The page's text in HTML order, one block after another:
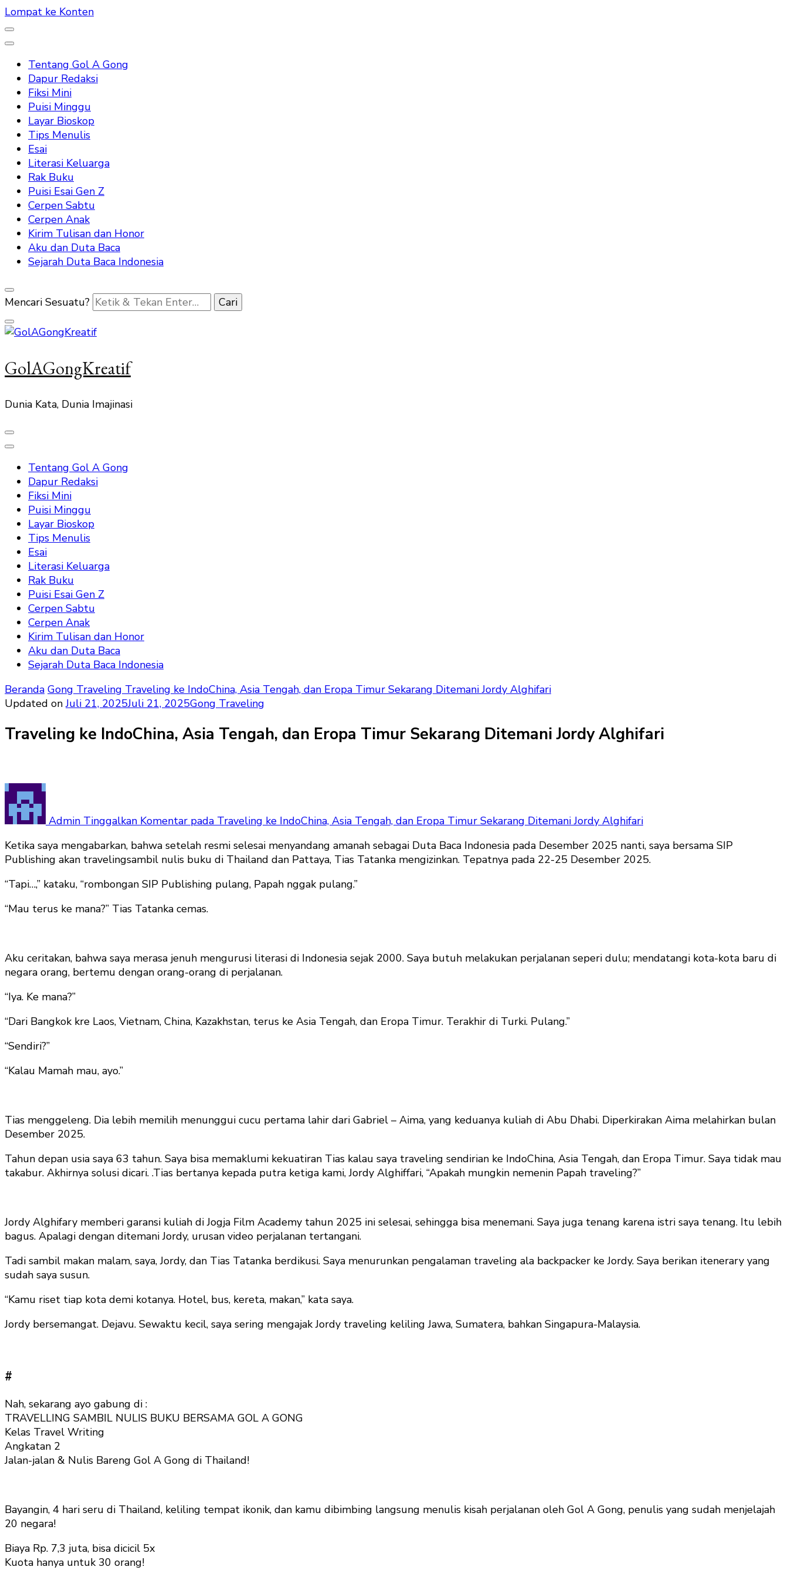
Lompat ke Konten
Tentang Gol A Gong
Dapur Redaksi
Fiksi Mini
Puisi Minggu
Layar Bioskop
Tips Menulis
Esai
Literasi Keluarga
Rak Buku
Puisi Esai Gen Z
Cerpen Sabtu
Cerpen Anak
Kirim Tulisan dan Honor
Aku dan Duta Baca
Sejarah Duta Baca Indonesia
Mencari Sesuatu?
GolAGongKreatif
Dunia Kata, Dunia Imajinasi
Tentang Gol A Gong
Dapur Redaksi
Fiksi Mini
Puisi Minggu
Layar Bioskop
Tips Menulis
Esai
Literasi Keluarga
Rak Buku
Puisi Esai Gen Z
Cerpen Sabtu
Cerpen Anak
Kirim Tulisan dan Honor
Aku dan Duta Baca
Sejarah Duta Baca Indonesia
Beranda Gong Traveling Traveling ke IndoChina, Asia Tengah, dan Eropa Timur Sekarang Ditemani Jordy Alghifari
Updated onJuli 21, 2025Juli 21, 2025Gong Traveling
Traveling ke IndoChina, Asia Tengah, dan Eropa Timur Sekarang Ditemani Jordy Alghifari
Admin Tinggalkan Komentar pada Traveling ke IndoChina, Asia Tengah, dan Eropa Timur Sekarang Ditemani Jordy Alghifari
Ketika saya mengabarkan, bahwa setelah resmi selesai menyandang amanah sebagai Duta Baca Indonesia pada Desember 2025 nanti, saya bersama SIP
Publishing akan travelingsambil nulis buku di Thailand dan Pattaya, Tias Tatanka mengizinkan. Tepatnya pada 22-25 Desember 2025.
“Tapi…,” kataku, “rombongan SIP Publishing pulang, Papah nggak pulang.”
“Mau terus ke mana?” Tias Tatanka cemas.
Aku ceritakan, bahwa saya merasa jenuh mengurusi literasi di Indonesia sejak 2000. Saya butuh melakukan perjalanan seperi dulu; mendatangi kota-kota baru di
negara orang, bertemu dengan orang-orang di perjalanan.
“Iya. Ke mana?”
“Dari Bangkok kre Laos, Vietnam, China, Kazakhstan, terus ke Asia Tengah, dan Eropa Timur. Terakhir di Turki. Pulang.”
“Sendiri?”
“Kalau Mamah mau, ayo.”
Tias menggeleng. Dia lebih memilih menunggui cucu pertama lahir dari Gabriel – Aima, yang keduanya kuliah di Abu Dhabi. Diperkirakan Aima melahirkan bulan
Desember 2025.
Tahun depan usia saya 63 tahun. Saya bisa memaklumi kekuatiran Tias kalau saya traveling sendirian ke IndoChina, Asia Tengah, dan Eropa Timur. Saya tidak mau
takabur. Akhirnya solusi dicari. .Tias bertanya kepada putra ketiga kami, Jordy Alghiffari, “Apakah mungkin nemenin Papah traveling?”
Jordy Alghifary memberi garansi kuliah di Jogja Film Academy tahun 2025 ini selesai, sehingga bisa menemani. Saya juga tenang karena istri saya tenang. Itu lebih
bagus. Apalagi dengan ditemani Jordy, urusan video perjalanan tertangani.
Tadi sambil makan malam, saya, Jordy, dan Tias Tatanka berdikusi. Saya menurunkan pengalaman traveling ala backpacker ke Jordy. Saya berikan itenerary yang
sudah saya susun.
“Kamu riset tiap kota demi kotanya. Hotel, bus, kereta, makan,” kata saya.
Jordy bersemangat. Dejavu. Sewaktu kecil, saya sering mengajak Jordy traveling keliling Jawa, Sumatera, bahkan Singapura-Malaysia.
#
Nah, sekarang ayo gabung di :
TRAVELLING SAMBIL NULIS BUKU BERSAMA GOL A GONG
Kelas Travel Writing
Angkatan 2
Jalan-jalan & Nulis Bareng Gol A Gong di Thailand!
Bayangin, 4 hari seru di Thailand, keliling tempat ikonik, dan kamu dibimbing langsung menulis kisah perjalanan oleh Gol A Gong, penulis yang sudah menjelajah
20 negara!
Biaya Rp. 7,3 juta, bisa dicicil 5x
Kuota hanya untuk 30 orang!